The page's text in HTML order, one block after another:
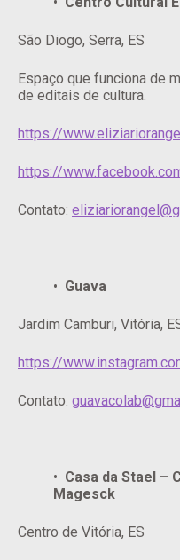
São Diogo, Serra, ES
Espaço que funciona de
de editais de cultura.
https://
https://
Contato:
Guava
Jardim Camburi, Vitória,
https://
Contato:
Casa da Stael –
Magesck
Centro de Vitória, ES